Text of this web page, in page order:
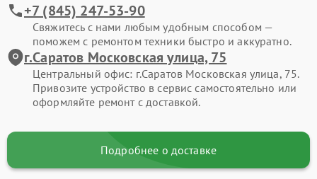
+7 (845) 247-53-90
Свяжитесь с нами любым удобным способом —
поможем с ремонтом техники быстро и аккуратно.
г.Саратов Московская улица, 75
Центральный офис: г.Саратов Московская улица, 75.
Привозите устройство в сервис самостоятельно или
оформляйте ремонт с доставкой.
Подробнее о доставке